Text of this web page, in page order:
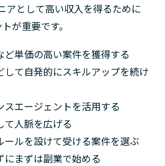
アとして高い収入を得るために
が重要です。
ど単価の高い案件を獲得する
して自発的にスキルアップを続け
スエージェントを活用する
て人脈を広げる
ールを設けて受ける案件を選ぶ
にまずは副業で始める